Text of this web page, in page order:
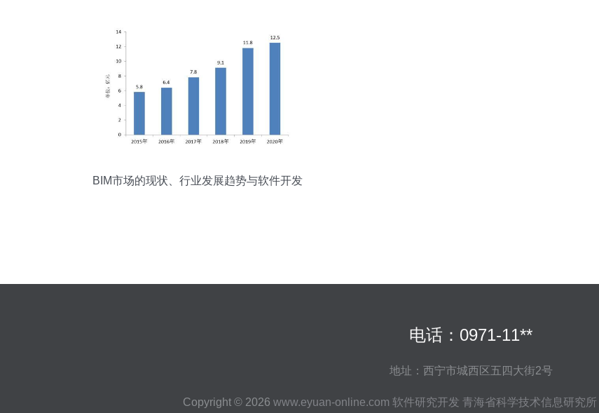
BIM市场的现状、行业发展趋势与软件开发
电话：0971-11**
地址：西宁市城西区五四大街2号
Copyright © 2026 www.eyuan-online.com 软件研究开发 青海省科学技术信息研究所